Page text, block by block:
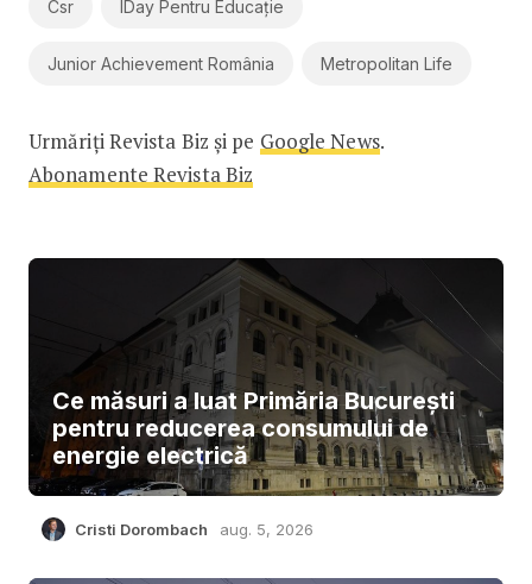
Csr IDay Pentru Educație
Junior Achievement România Metropolitan Life
Urmăriți Revista Biz și pe Google News.
Abonamente Revista Biz
Ce măsuri a luat Primăria București
pentru reducerea consumului de
energie electrică
Cristi Dorombach aug. 5, 2026